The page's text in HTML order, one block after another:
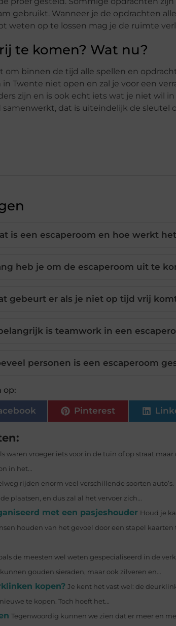
gebruikt. Wanneer je de opdrachten
weten op te lossen mag je de ruimte
te komen? Wat nu?
om binnen de tijd alle spellen en
Twente niet open en zal je voor een
zijn en is ook echt iets wat je niet wil
samenwerkt, dat is uiteindelijk de
is een escaperoom en hoe werkt
heb je om de escaperoom uit te
gebeurt er als je niet op tijd vrij
is teamwork in een
personen is een escaperoom
op:
Pinterest
waren vroeger iets voor in de tuin of op straat
in het...
rijden enorm veel verschillende soorten
plaatsen, en dus zal al het vervoer zich...
met een pasjeshouder Houd je
houden van het gevoel door een stapel
de meesten wel weten gespecialiseerd in de
gouden sieraden, maar ook zilveren en...
kopen? Je kent het vast wel: de
te kopen. Toch hoeft het...
Tegenwoordig kunnen we zien dat er meer en